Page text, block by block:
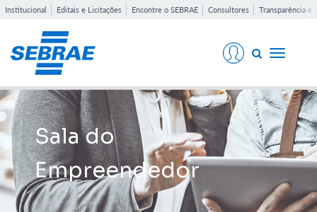
Institucional Editais e Licitações Encontre o SEBRAE Consultores Transparência e
Toggle
Sala do
Empreendedor